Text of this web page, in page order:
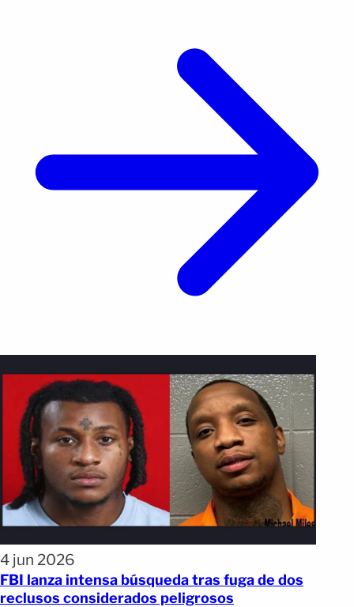
4 jun 2026
FBI lanza intensa búsqueda tras fuga de dos
reclusos considerados peligrosos